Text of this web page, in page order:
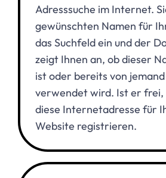
Adresssuche im Internet.
gewünschten Namen für
das Suchfeld ein und der
zeigt Ihnen an, ob dieser
ist oder bereits von
verwendet wird. Ist er frei,
diese Internetadresse für
Website registrieren.